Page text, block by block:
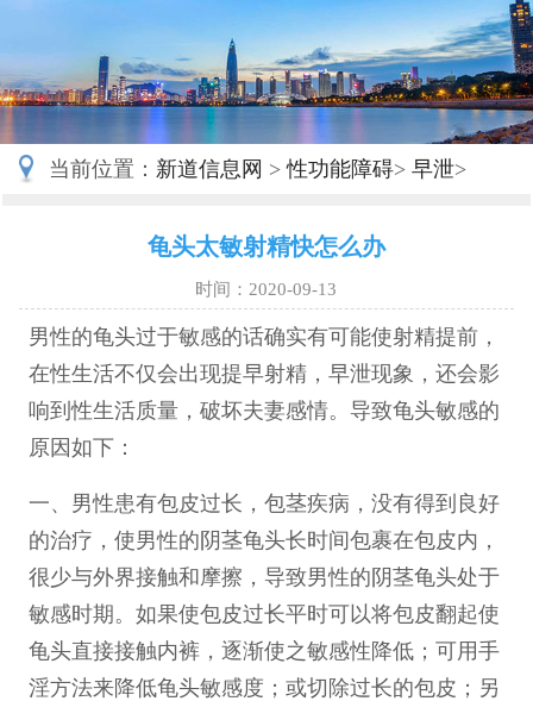
当前位置： 新道信息网 >性功能障碍>早泄>
龟头太敏射精快怎么办
时间：2020-09-13
男性的龟头过于敏感的话确实有可能使射精提前，
在性生活不仅会出现提早射精，早泄现象，还会影
响到性生活质量，破坏夫妻感情。导致龟头敏感的
原因如下：
一、男性患有包皮过长，包茎疾病，没有得到良好
的治疗，使男性的阴茎龟头长时间包裹在包皮内，
很少与外界接触和摩擦，导致男性的阴茎龟头处于
敏感时期。如果使包皮过长平时可以将包皮翻起使
龟头直接接触内裤，逐渐使之敏感性降低；可用手
淫方法来降低龟头敏感度；或切除过长的包皮；另